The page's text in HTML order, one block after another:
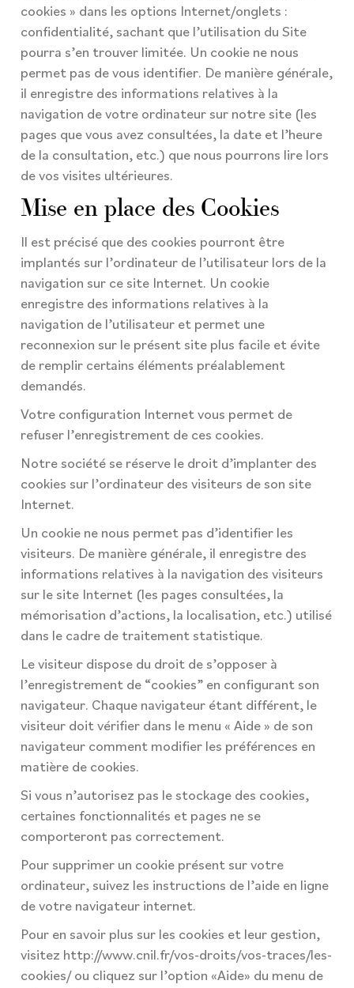
cookies » dans les options Internet/onglets :
confidentialité, sachant que l’utilisation du Site
pourra s’en trouver limitée. Un cookie ne nous
permet pas de vous identifier. De manière générale,
il enregistre des informations relatives à la
navigation de votre ordinateur sur notre site (les
pages que vous avez consultées, la date et l’heure
de la consultation, etc.) que nous pourrons lire lors
de vos visites ultérieures.
Mise en place des Cookies
Il est précisé que des cookies pourront être
implantés sur l’ordinateur de l’utilisateur lors de la
navigation sur ce site Internet. Un cookie
enregistre des informations relatives à la
navigation de l’utilisateur et permet une
reconnexion sur le présent site plus facile et évite
de remplir certains éléments préalablement
demandés.
Votre configuration Internet vous permet de
refuser l’enregistrement de ces cookies.
Notre société se réserve le droit d’implanter des
cookies sur l’ordinateur des visiteurs de son site
Internet.
Un cookie ne nous permet pas d’identifier les
visiteurs. De manière générale, il enregistre des
informations relatives à la navigation des visiteurs
sur le site Internet (les pages consultées, la
mémorisation d’actions, la localisation, etc.) utilisé
dans le cadre de traitement statistique.
Le visiteur dispose du droit de s’opposer à
l’enregistrement de “cookies” en configurant son
navigateur. Chaque navigateur étant différent, le
visiteur doit vérifier dans le menu « Aide » de son
navigateur comment modifier les préférences en
matière de cookies.
Si vous n’autorisez pas le stockage des cookies,
certaines fonctionnalités et pages ne se
comporteront pas correctement.
Pour supprimer un cookie présent sur votre
ordinateur, suivez les instructions de l’aide en ligne
de votre navigateur internet.
Pour en savoir plus sur les cookies et leur gestion,
visitez http://www.cnil.fr/vos-droits/vos-traces/les-
cookies/ ou cliquez sur l’option «Aide» du menu de